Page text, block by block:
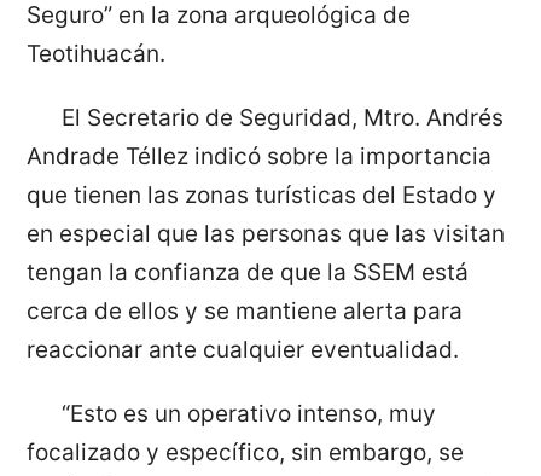
Seguro” en la zona arqueológica de
Teotihuacán.
El Secretario de Seguridad, Mtro. Andrés
Andrade Téllez indicó sobre la importancia
que tienen las zonas turísticas del Estado y
en especial que las personas que las visitan
tengan la confianza de que la SSEM está
cerca de ellos y se mantiene alerta para
reaccionar ante cualquier eventualidad.
“Esto es un operativo intenso, muy
focalizado y específico, sin embargo, se